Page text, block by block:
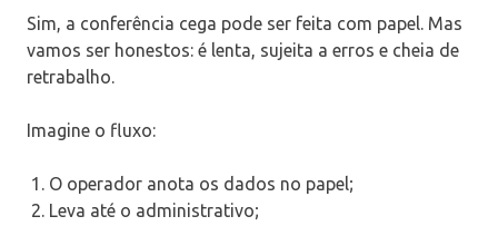
Sim, a conferência cega pode ser feita com papel. Mas
vamos ser honestos: é lenta, sujeita a erros e cheia de
retrabalho.
Imagine o fluxo:
O operador anota os dados no papel;
Leva até o administrativo;